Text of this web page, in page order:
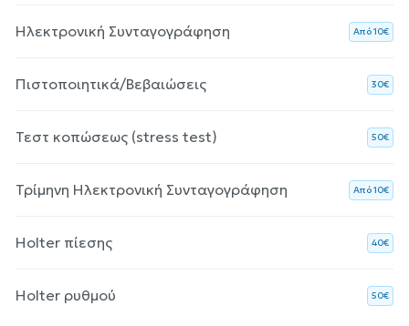
Ηλεκτρονική Συνταγογράφηση Aπό 10€
Πιστοποιητικά/Βεβαιώσεις 30€
Τεστ κοπώσεως (stress test) 50€
Τρίμηνη Ηλεκτρονική Συνταγογράφηση Aπό 10€
Holter πίεσης 40€
Holter ρυθμού 50€